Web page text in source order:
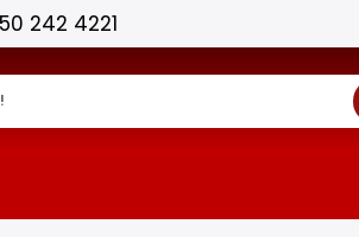
AKTİF ÜRÜN !